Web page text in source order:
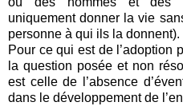
uniquement donner la vie
personne à qui ils la donnent).
Pour ce qui est de l’adoption
la question posée et non
est celle de l’absence
dans le développement de